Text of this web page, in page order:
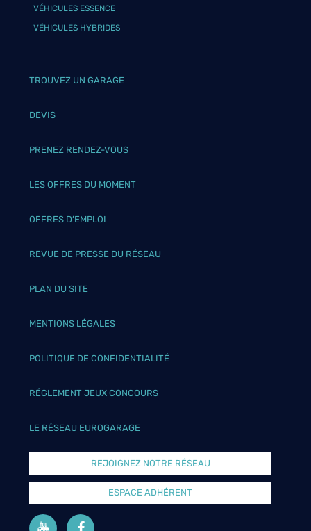
VÉHICULES ESSENCE
VÉHICULES HYBRIDES
TROUVEZ UN GARAGE
DEVIS
PRENEZ RENDEZ-VOUS
LES OFFRES DU MOMENT
OFFRES D’EMPLOI
REVUE DE PRESSE DU RÉSEAU
PLAN DU SITE
MENTIONS LÉGALES
POLITIQUE DE CONFIDENTIALITÉ
RÉGLEMENT JEUX CONCOURS
LE RÉSEAU EUROGARAGE
REJOIGNEZ NOTRE RÉSEAU
ESPACE ADHÉRENT